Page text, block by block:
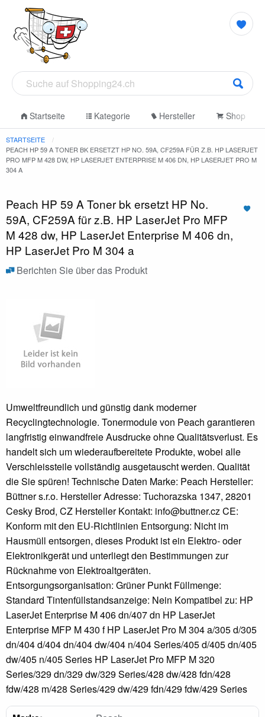
Startseite Kategorie Hersteller Shop
STARTSEITE
PEACH HP 59 A TONER BK ERSETZT HP NO. 59A, CF259A FÜR Z.B. HP LASERJET
PRO MFP M 428 DW, HP LASERJET ENTERPRISE M 406 DN, HP LASERJET PRO M
304 A
Peach HP 59 A Toner bk ersetzt HP No.
59A, CF259A für z.B. HP LaserJet Pro MFP
M 428 dw, HP LaserJet Enterprise M 406 dn,
HP LaserJet Pro M 304 a
Berichten Sie über das Produkt
Umweltfreundlich und günstig dank moderner
Recyclingtechnologie. Tonermodule von Peach garantieren
langfristig einwandfreie Ausdrucke ohne Qualitätsverlust. Es
handelt sich um wiederaufbereitete Produkte, wobei alle
Verschleissteile vollständig ausgetauscht werden. Qualität
die Sie spüren! Technische Daten Marke: Peach Hersteller:
Büttner s.r.o. Hersteller Adresse: Tuchorazska 1347, 28201
Cesky Brod, CZ Hersteller Kontakt: info@buttner.cz CE:
Konform mit den EU-Richtlinien Entsorgung: Nicht im
Hausmüll entsorgen, dieses Produkt ist ein Elektro- oder
Elektronikgerät und unterliegt den Bestimmungen zur
Rücknahme von Elektroaltgeräten.
Entsorgungsorganisation: Grüner Punkt Füllmenge:
Standard Tintenfüllstandsanzeige: Nein Kompatibel zu: HP
LaserJet Enterprise M 406 dn/407 dn HP LaserJet
Enterprise MFP M 430 f HP LaserJet Pro M 304 a/305 d/305
dn/404 d/404 dn/404 dw/404 n/404 Series/405 d/405 dn/405
dw/405 n/405 Series HP LaserJet Pro MFP M 320
Series/329 dn/329 dw/329 Series/428 dw/428 fdn/428
fdw/428 m/428 Series/429 dw/429 fdn/429 fdw/429 Series